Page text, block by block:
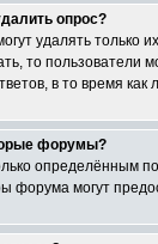
опрос?
удалять только
то пользователи
в то время как
форумы?
определённым
форума могут